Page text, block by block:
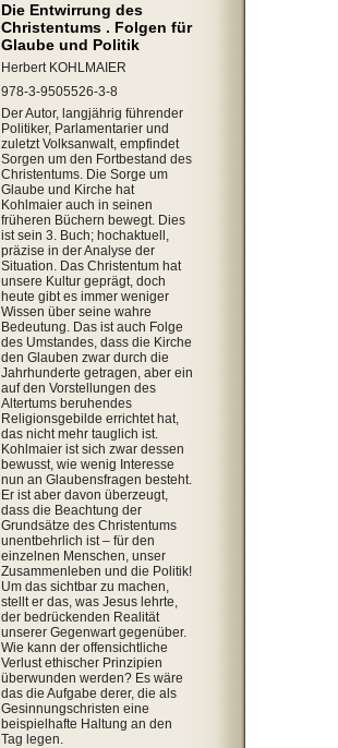
Die Entwirrung des
Christentums . Folgen für
Glaube und Politik
Herbert KOHLMAIER
978-3-9505526-3-8
Der Autor, langjährig führender
Politiker, Parlamentarier und
zuletzt Volksanwalt, empfindet
Sorgen um den Fortbestand des
Christentums. Die Sorge um
Glaube und Kirche hat
Kohlmaier auch in seinen
früheren Büchern bewegt. Dies
ist sein 3. Buch; hochaktuell,
präzise in der Analyse der
Situation. Das Christentum hat
unsere Kultur geprägt, doch
heute gibt es immer weniger
Wissen über seine wahre
Bedeutung. Das ist auch Folge
des Umstandes, dass die Kirche
den Glauben zwar durch die
Jahrhunderte getragen, aber ein
auf den Vorstellungen des
Altertums beruhendes
Religionsgebilde errichtet hat,
das nicht mehr tauglich ist.
Kohlmaier ist sich zwar dessen
bewusst, wie wenig Interesse
nun an Glaubensfragen besteht.
Er ist aber davon überzeugt,
dass die Beachtung der
Grundsätze des Christentums
unentbehrlich ist – für den
einzelnen Menschen, unser
Zusammenleben und die Politik!
Um das sichtbar zu machen,
stellt er das, was Jesus lehrte,
der bedrückenden Realität
unserer Gegenwart gegenüber.
Wie kann der offensichtliche
Verlust ethischer Prinzipien
überwunden werden? Es wäre
das die Aufgabe derer, die als
Gesinnungschristen eine
beispielhafte Haltung an den
Tag legen.